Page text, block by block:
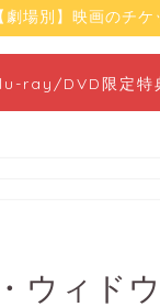
劇場別】映画のチケ
ray/DVD限定特
ウィド